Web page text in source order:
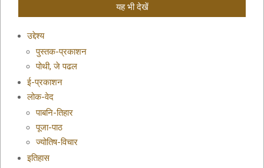
यह भी देखें
उद्देश्य
पुस्तक-प्रकाशन
पोथी, जे पढल
ई-प्रकाशन
लोक-वेद
पाबनि-तिहार
पूजा-पाठ
ज्योतिष-विचार
इतिहास